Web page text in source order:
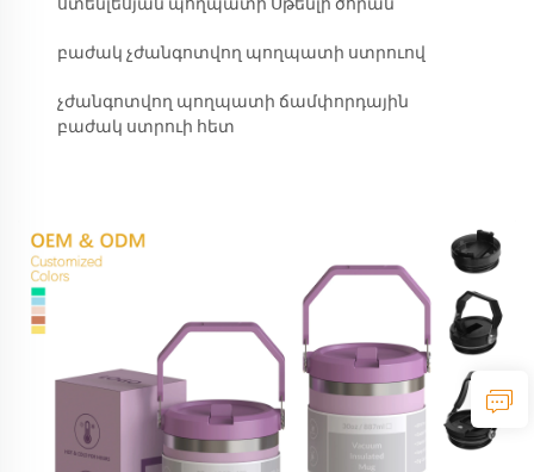
բաժակ չժանգոտվող պողպատի ստրուով
չժանգոտվող պողպատի ճամփորդային
բաժակ ստրուի հետ